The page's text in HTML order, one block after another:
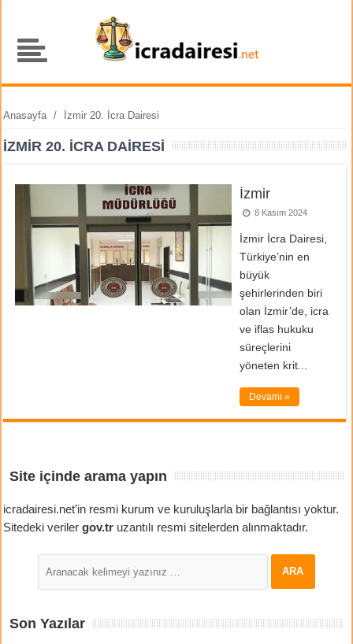
Anasayfa / İzmir 20. İcra Dairesi
İZMIR 20. İCRA DAIRESI
İzmir
8 Kasım 2024
İzmir İcra Dairesi,
Türkiye’nin en
büyük
şehirlerinden biri
olan İzmir’de, icra
ve iflas hukuku
süreçlerini
yöneten krit...
Devamı »
Site içinde arama yapın
icradairesi.net’in resmi kurum ve kuruluşlarla bir bağlantısı yoktur.
Sitedeki verilergov.tr uzantılı resmi sitelerden alınmaktadır.
Son Yazılar